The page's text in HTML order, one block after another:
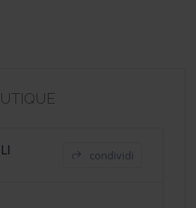
condividi